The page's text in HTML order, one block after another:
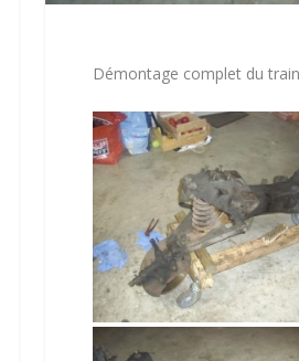
Démontage complet du